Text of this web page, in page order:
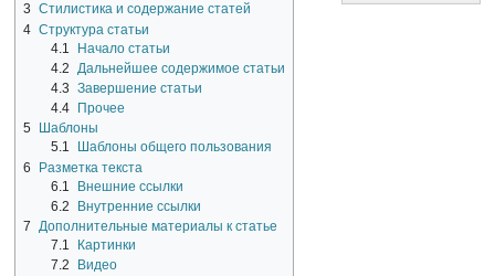
3
Стилистика и содержание статей
4 Структура статьи
4.1
Начало статьи
4.2 Дальнейшее содержимое статьи
4.3 Завершение статьи
4.4
Прочее
5
Шаблоны
5.1
Шаблоны общего пользования
6
Разметка текста
6.1
Внешние ссылки
6.2
Внутренние ссылки
7
Дополнительные материалы к статье
7.1
Картинки
7.2
Видео